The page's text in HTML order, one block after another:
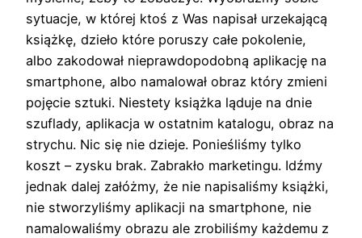
sytuacje, w której ktoś z Was napisał urzekającą
książkę, dzieło które poruszy całe pokolenie,
albo zakodował nieprawdopodobną aplikację na
smartphone, albo namalował obraz który zmieni
pojęcie sztuki. Niestety książka ląduje na dnie
szuflady, aplikacja w ostatnim katalogu, obraz na
strychu. Nic się nie dzieje. Ponieśliśmy tylko
koszt – zysku brak. Zabrakło marketingu. Idźmy
jednak dalej załóżmy, że nie napisaliśmy książki,
nie stworzyliśmy aplikacji na smartphone, nie
namalowaliśmy obrazu ale zrobiliśmy każdemu z